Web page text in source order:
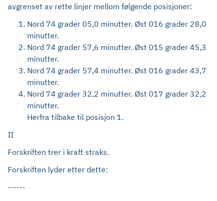
avgrenset av rette linjer mellom følgende posisjoner:
Nord 74 grader 05,0 minutter. Øst 016 grader 28,0
minutter.
Nord 74 grader 57,6 minutter. Øst 015 grader 45,3
minutter.
Nord 74 grader 57,4 minutter. Øst 016 grader 43,7
minutter.
Nord 74 grader 32,2 minutter. Øst 017 grader 32,2
minutter.
Herfra tilbake til posisjon 1.
II
Forskriften trer i kraft straks.
Forskriften lyder etter dette:
------